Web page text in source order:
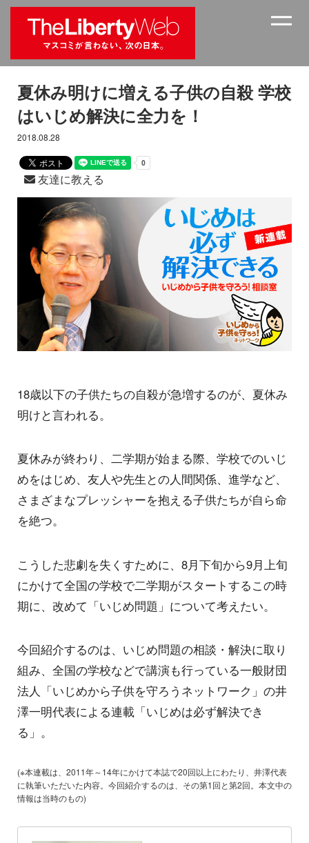
夏休み明けに増える子供の自殺 学校
はいじめ解決に全力を！
2018.08.28
友達に教える
18歳以下の子供たちの自殺が急増するのが、夏休み
明けと言われる。
夏休みが終わり、二学期が始まる際、学校でのいじ
めをはじめ、友人や先生との人間関係、進学など、
さまざまなプレッシャーを抱える子供たちが自ら命
を絶つ。
こうした悲劇を失くすために、8月下旬から9月上旬
にかけて全国の学校で二学期がスタートするこの時
期に、改めて「いじめ問題」について考えたい。
今回紹介するのは、いじめ問題の相談・解決に取り
組み、全国の学校などで講演も行っている一般財団
法人「いじめから子供を守ろうネットワーク」の井
澤一明代表による連載「いじめは必ず解決でき
る」。
(※本連載は、2011年～14年にかけて本誌で20回以上にわたり、井澤代表
に執筆いただいた内容。今回紹介するのは、その第1回と第2回。本文中の
情報は当時のもの)